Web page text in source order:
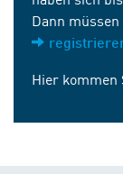
Dann
Hier kommen